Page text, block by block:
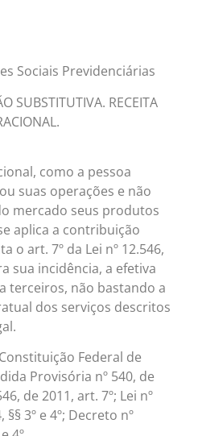
Sociais Previdenciárias
SUBSTITUTIVA. RECEITA
como a pessoa
suas operações e não
mercado seus produtos
aplica a contribuição
o art. 7º da Lei nº 12.546,
sua incidência, a efetiva
terceiros, não bastando a
dos serviços descritos
Constituição Federal de
Provisória nº 540, de
de 2011, art. 7º; Lei nº
3º e 4º; Decreto nº